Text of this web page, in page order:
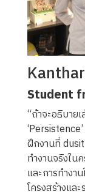
Student
“ถ้าจะอธิบาย
‘Persistence’
ฝึกงานที่
ทำงานจริงใน
และการทำงา
โครงสร้างแล